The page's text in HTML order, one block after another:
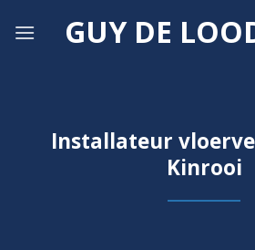
GUY DE
Installateur
Kinrooi